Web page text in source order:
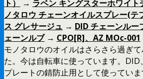
ト）
→ ラベン キングスターホワイト
ノタロウ チェーンオイルスプレー(テ
ス グレサージュ → DID チェーンルー
ェーンルブ→ CPO[R]、AZ MOc-001
モノタロウのオイルはさらさら過ぎ
た。今は自転車に使っています。
プレートの錆防止用として使っていま